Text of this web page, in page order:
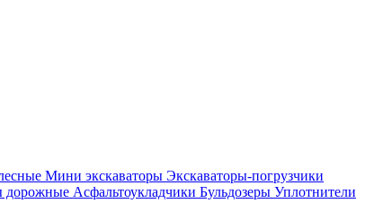
Мини экскаваторы Экскаваторы-погрузчики
дорожные Асфальтоукладчики Бульдозеры Уплотнители